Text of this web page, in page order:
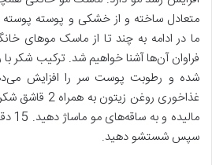
متعادل ساخته و از خشکی و پوسته
ما در ادامه به چند تا از ماسک مو‌های
فراوان آن‌ها آشنا خواهیم شد. ترکیب شکر
غذاخوری روغن
سپس شستشو دهید.